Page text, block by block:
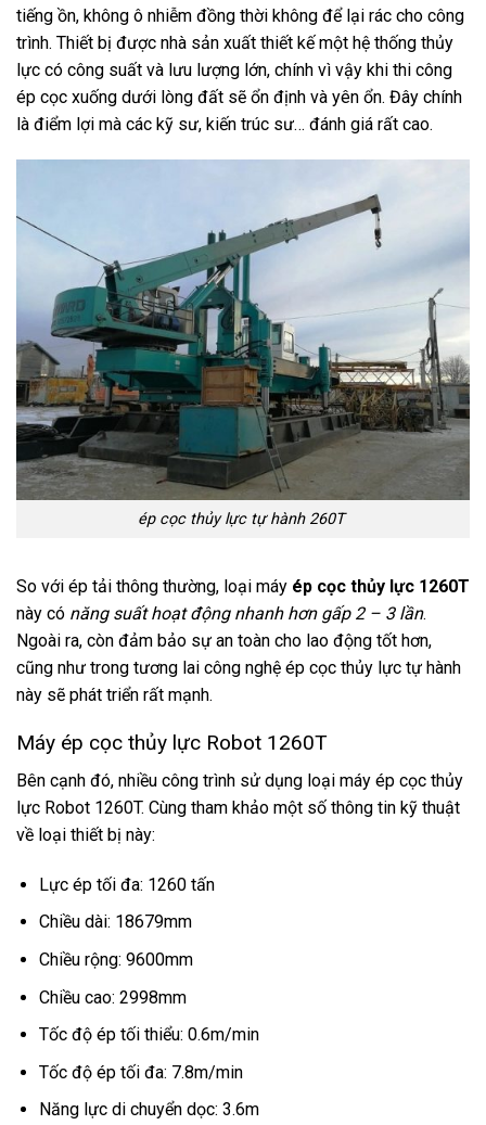
tiếng ồn, không ô nhiễm đồng thời không để lại rác cho công
trình. Thiết bị được nhà sản xuất thiết kế một hệ thống thủy
lực có công suất và lưu lượng lớn, chính vì vậy khi thi công
ép cọc xuống dưới lòng đất sẽ ổn định và yên ổn. Đây chính
là điểm lợi mà các kỹ sư, kiến trúc sư… đánh giá rất cao.
ép cọc thủy lực tự hành 260T
So với ép tải thông thường, loại máy ép cọc thủy lực 1260T
này có năng suất hoạt động nhanh hơn gấp 2 – 3 lần.
Ngoài ra, còn đảm bảo sự an toàn cho lao động tốt hơn,
cũng như trong tương lai công nghệ ép cọc thủy lực tự hành
này sẽ phát triển rất mạnh.
Máy ép cọc thủy lực Robot 1260T
Bên cạnh đó, nhiều công trình sử dụng loại máy ép cọc thủy
lực Robot 1260T. Cùng tham khảo một số thông tin kỹ thuật
về loại thiết bị này:
Lực ép tối đa: 1260 tấn
Chiều dài: 18679mm
Chiều rộng: 9600mm
Chiều cao: 2998mm
Tốc độ ép tối thiểu: 0.6m/min
Tốc độ ép tối đa: 7.8m/min
Năng lực di chuyển dọc: 3.6m